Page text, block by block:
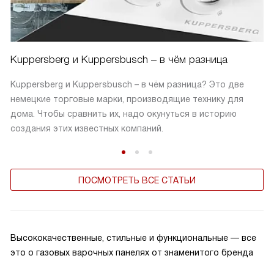
Kuppersberg и Kuppersbusch – в чём разница
Kuppersberg и Kuppersbusch – в чём разница? Это две
немецкие торговые марки, производящие технику для
дома. Чтобы сравнить их, надо окунуться в историю
создания этих известных компаний.
ПОСМОТРЕТЬ ВСЕ СТАТЬИ
Высококачественные, стильные и функциональные — все
это о газовых варочных панелях от знаменитого бренда